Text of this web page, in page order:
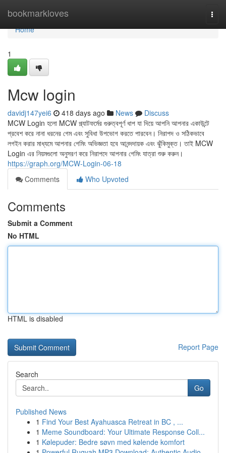
bookmarkloves
Home
Home
1
Mcw login
davidj147yei6 418 days ago News
Discuss
MCW Login হলো MCW প্ল্যাটফর্মের গুরুত্বপূর্ণ ধাপ যা দিয়ে আপনি আপনার একাউন্টে
প্রবেশ করে নানা ধরনের গেম এবং সুবিধা উপভোগ করতে পারবেন। নিরাপদ ও সঠিকভাবে
লগইন করার মাধ্যমে আপনার গেমিং অভিজ্ঞতা হবে আনন্দদায়ক এবং ঝুঁকিমুক্ত। তাই MCW
Login এর নিয়মগুলো অনুসরণ করে নিরাপদে আপনার গেমিং যাত্রা শুরু করুন।
https://graph.org/MCW-Login-06-18
Comments
Who Upvoted
Comments
Submit a Comment
No HTML
HTML is disabled
Report Page
Search
Go
Published News
1 Find Your Best Ayahuasca Retreat in BC , ...
1 Meme Soundboard: Your Ultimate Response Coll...
1 Kølepuder: Bedre søvn med kølende komfort